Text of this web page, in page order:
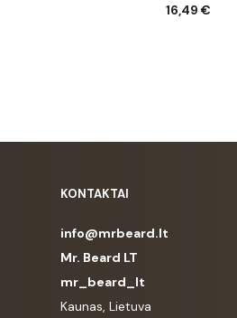
16,49 €
KONTAKTAI
info@mrbeard.lt
Mr. Beard LT
mr_beard_lt
Kaunas, Lietuva